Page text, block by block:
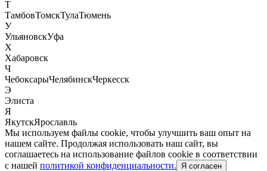
Т
ТамбовТомскТулаТюмень
У
УльяновскУфа
Х
Хабаровск
Ч
ЧебоксарыЧелябинскЧеркесск
Э
Элиста
Я
ЯкутскЯрославль
Мы используем файлы cookie, чтобы улучшить ваш опыт на
нашем сайте. Продолжая использовать наш сайт, вы
соглашаетесь на использование файлов cookie в соответствии
с нашей политикой конфиденциальности. Я согласен